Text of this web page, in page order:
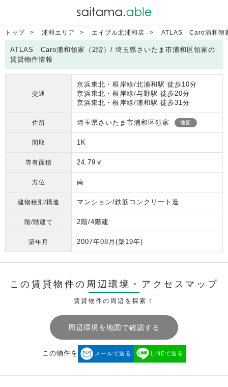
トップ 浦和エリア エイブル北浦和店 ATLAS Caro浦和領
ATLAS Caro浦和領家（2階）/ 埼玉県さいたま市浦和区領家の
賃貸物件情報
交通
京浜東北・根岸線/北浦和駅 徒歩10分
京浜東北・根岸線/与野駅 徒歩20分
京浜東北・根岸線/浦和駅 徒歩31分
住所 埼玉県さいたま市浦和区領家 地図
間取 1K
専有面積 24.79㎡
方位 南
建物種別/構造 マンション/鉄筋コンクリート造
階/階建て 2階/4階建
築年月 2007年08月 (築19年)
この賃貸物件の周辺環境・ アクセスマップ
賃貸物件の周辺を探索！
周辺環境を地図で確認する
この物件を メールで送る LINEで送る